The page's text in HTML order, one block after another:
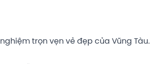
trọn vẹn vẻ đẹp của Vũng Tàu.